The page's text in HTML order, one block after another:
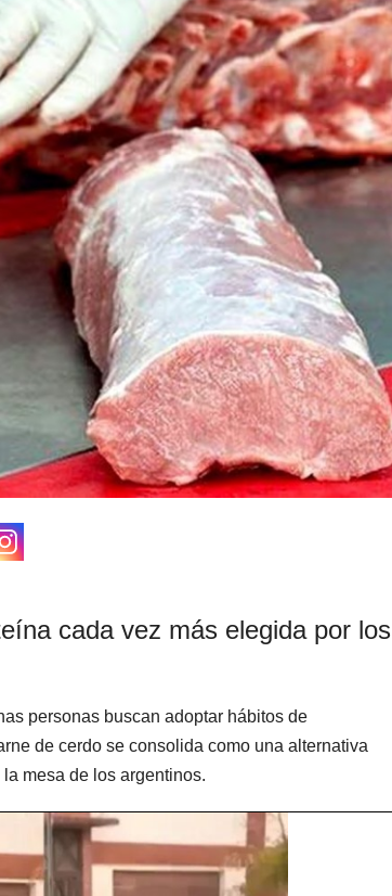
cada vez más elegida por los
personas buscan adoptar hábitos de
de cerdo se consolida como una alternativa
mesa de los argentinos.